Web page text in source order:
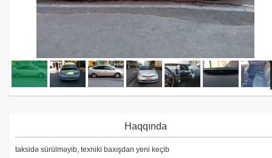
Haqqında
taksidə sürülməyib, texniki baxışdan yeni keçib